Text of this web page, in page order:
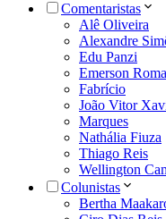
Comentaristas
Alê Oliveira
Alexandre
Edu Panzi
Emerson
Fabrício
João Vitor
Marques
Nathália Fiuza
Thiago Reis
Wellington
Colunistas
Bertha